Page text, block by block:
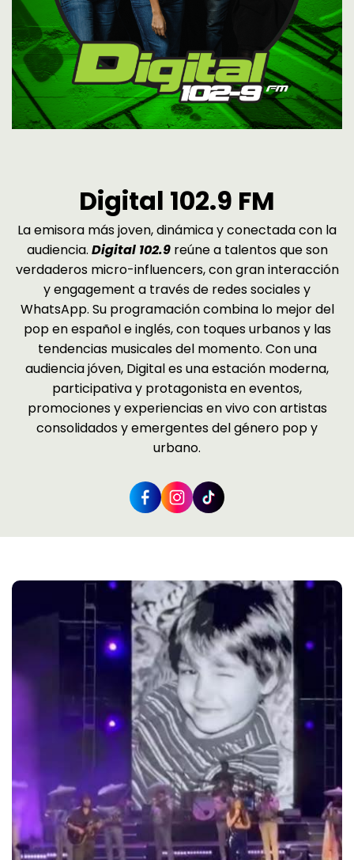
Digital 102.9 FM
La emisora más joven, dinámica y conectada con la
audiencia. Digital 102.9reúne a talentos que son
verdaderos micro-influencers, con gran interacción
y engagement a través de redes sociales y
WhatsApp. Su programación combina lo mejor del
pop en español e inglés, con toques urbanos y las
tendencias musicales del momento. Con una
audiencia jóven, Digital es una estación moderna,
participativa y protagonista en eventos,
promociones y experiencias en vivo con artistas
consolidados y emergentes del género pop y
urbano.